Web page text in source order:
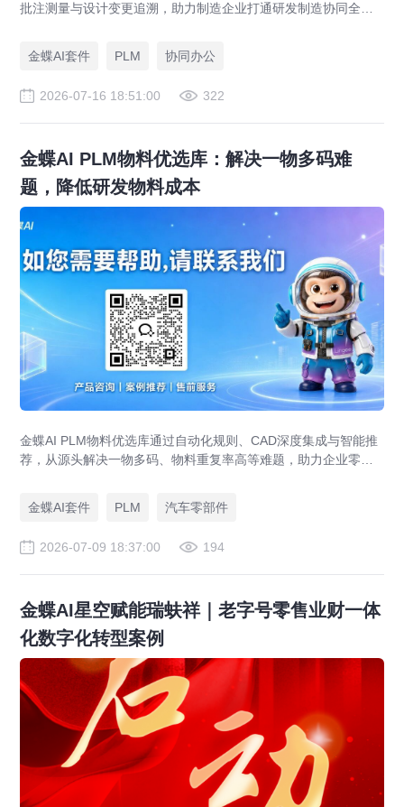
批注测量与设计变更追溯，助力制造企业打通研发制造协同全链
金蝶AI套件
PLM 协同办公
2026-07-16 18:51:00 322
金蝶AI PLM物料优选库：解决一物多码难
题，降低研发物料成本
金蝶AI PLM物料优选库通过自动化规则、CAD深度集成与智能推
荐，从源头解决一物多码、物料重复率高等难题，助力企业零部
金蝶AI套件
PLM 汽车零部件
2026-07-09 18:37:00 194
金蝶AI星空赋能瑞蚨祥｜老字号零售业财一体
化数字化转型案例